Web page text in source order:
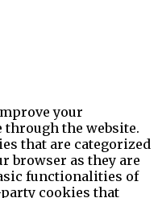
your
through the website.
that are categorized
browser as they are
functionalities of
cookies that